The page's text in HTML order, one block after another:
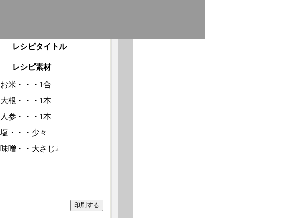
レシピタイトル
レシピ素材
お米・・・1合
大根・・・1本
人参・・・1本
塩・・・少々
味噌・・大さじ2